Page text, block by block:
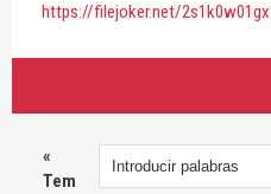
https://filejoker.net/
«
Tem